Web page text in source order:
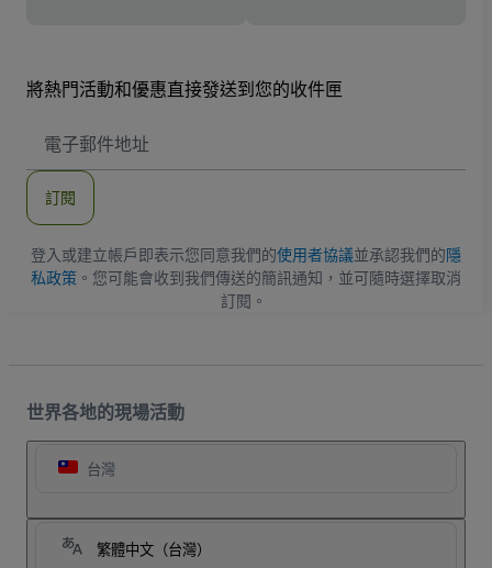
將熱門活動和優惠直接發送到您的收件匣
子
地
訂閱
登入或建立帳戶即表示您同意我們的使用者協議並承認我們的隱
私政策 。您可能會收到我們傳送的簡訊通知，並可隨時選擇取消
訂閱。
世界各地的現場活動
台灣
繁體中文（台灣）